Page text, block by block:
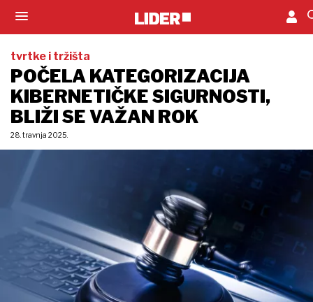
tvrtke i tržišta
POČELA KATEGORIZACIJA
KIBERNETIČKE SIGURNOSTI,
BLIŽI SE VAŽAN ROK
28. travnja 2025.